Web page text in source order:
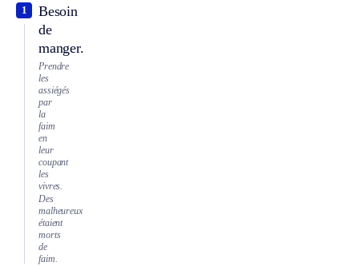
Besoin
de
manger.
1
Prendre
les
assiégés
par
la
faim
en
leur
coupant
les
vivres.
Des
malheureux
étaient
morts
de
faim.